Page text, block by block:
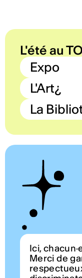
L'été au
Expo
L'Art¿
La
Ici,
Merci de